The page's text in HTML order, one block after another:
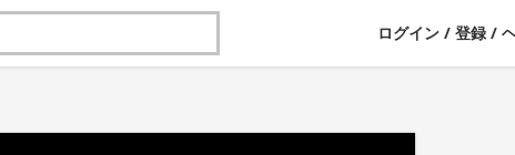
ログイン / 登録 /